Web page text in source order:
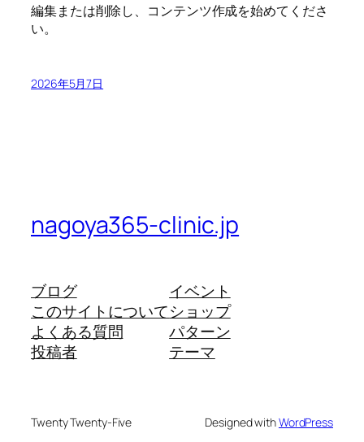
編集または削除し、コンテンツ作成を始めてくださ
い。
2026年5月7日
nagoya365-clinic.jp
ブログ
このサイトについて
よくある質問
投稿者
イベント
ショップ
パターン
テーマ
Twenty Twenty-Five Designed withWordPress